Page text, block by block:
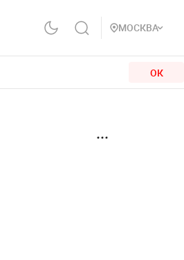
МОСКВА
ОК